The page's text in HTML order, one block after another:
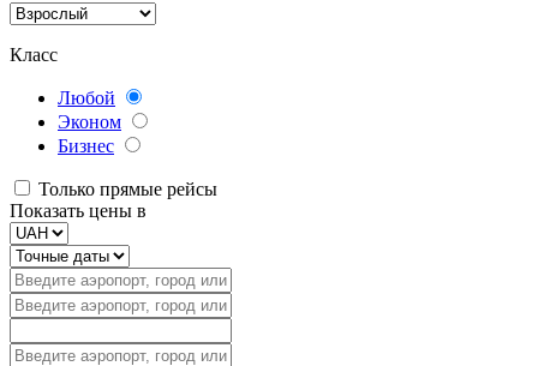
Класс
Любой
Эконом
Бизнес
Только прямые рейсы
Показать цены в